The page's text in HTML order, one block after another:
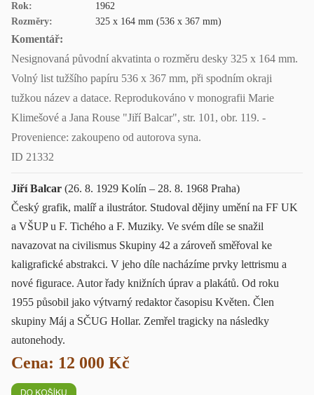
Rok:
1962
Rozměry:
325 x 164 mm (536 x 367 mm)
Komentář:
Nesignovaná původní akvatinta o rozměru desky 325 x 164 mm.
Volný list tužšího papíru 536 x 367 mm, při spodním okraji
tužkou název a datace. Reprodukováno v monografii Marie
Klimešové a Jana Rouse "Jiří Balcar", str. 101, obr. 119. -
Provenience: zakoupeno od autorova syna.
ID 21332
Jiří Balcar (26. 8. 1929 Kolín – 28. 8. 1968 Praha)
Český grafik, malíř a ilustrátor. Studoval dějiny umění na FF UK
a VŠUP u F. Tichého a F. Muziky. Ve svém díle se snažil
navazovat na civilismus Skupiny 42 a zároveň směřoval ke
kaligrafické abstrakci. V jeho díle nacházíme prvky lettrismu a
nové figurace. Autor řady knižních úprav a plakátů. Od roku
1955 působil jako výtvarný redaktor časopisu Květen. Člen
skupiny Máj a SČUG Hollar. Zemřel tragicky na následky
autonehody.
Cena: 12 000 Kč